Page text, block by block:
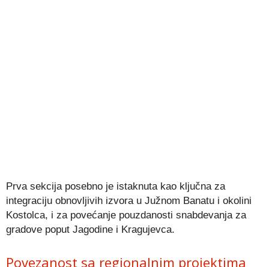
Prva sekcija posebno je istaknuta kao ključna za
integraciju obnovljivih izvora u Južnom Banatu i okolini
Kostolca, i za povećanje pouzdanosti snabdevanja za
gradove poput Jagodine i Kragujevca.
Povezanost sa regionalnim projektima